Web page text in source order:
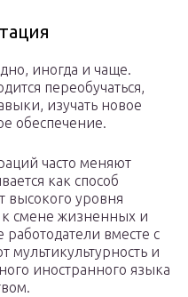
иногда и чаще.
переобучаться,
изучать новое
обеспечение.
часто меняют
как способ
высокого уровня
к смене жизненных и
вместе с
мультикультурность и
иностранного языка